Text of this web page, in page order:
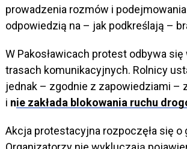
prowadzenia rozmów i
odpowiedzią na – jak podkreślają –
W Pakosławicach protest odbywa
trasach komunikacyjnych. Rolnicy
jednak – zgodnie z zapowiedziami
i nie zakłada blokowania ruchu
Akcja protestacyjna rozpoczęła się o